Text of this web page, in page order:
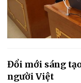
Đổi mới sáng
người Việt